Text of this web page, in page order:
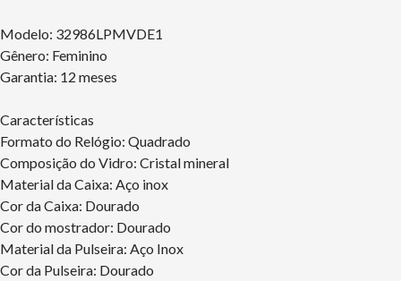
Modelo: 32986LPMVDE1
Gênero: Feminino
Garantia: 12 meses
Características
Formato do Relógio: Quadrado
Composição do Vidro: Cristal mineral
Material da Caixa: Aço inox
Cor da Caixa: Dourado
Cor do mostrador: Dourado
Material da Pulseira: Aço Inox
Cor da Pulseira: Dourado